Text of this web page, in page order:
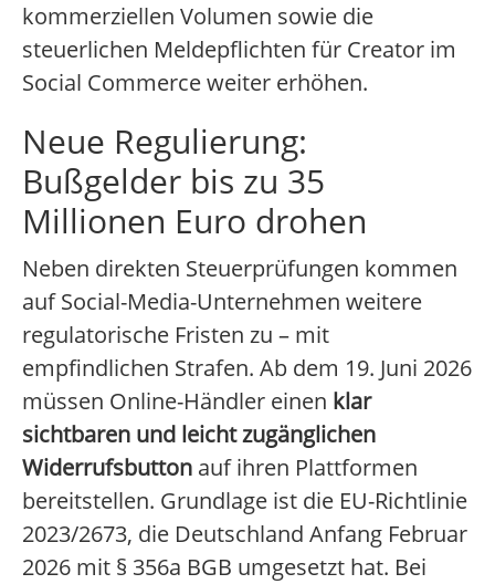
kommerziellen Volumen sowie die
steuerlichen Meldepflichten für Creator im
Social Commerce weiter erhöhen.
Neue Regulierung:
Bußgelder bis zu 35
Millionen Euro drohen
Neben direkten Steuerprüfungen kommen
auf Social-Media-Unternehmen weitere
regulatorische Fristen zu – mit
empfindlichen Strafen. Ab dem 19. Juni 2026
müssen Online-Händler einen klar
sichtbaren und leicht zugänglichen
Widerrufsbutton auf ihren Plattformen
bereitstellen. Grundlage ist die EU-Richtlinie
2023/2673, die Deutschland Anfang Februar
2026 mit § 356a BGB umgesetzt hat. Bei